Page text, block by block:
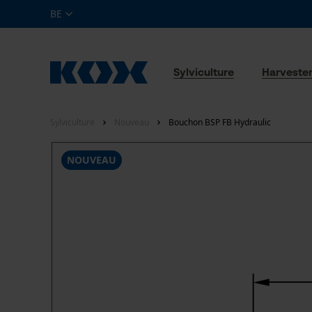
BE
Sylviculture Harvester
Bouchon BSP FB Hydraulic
NOUVEAU